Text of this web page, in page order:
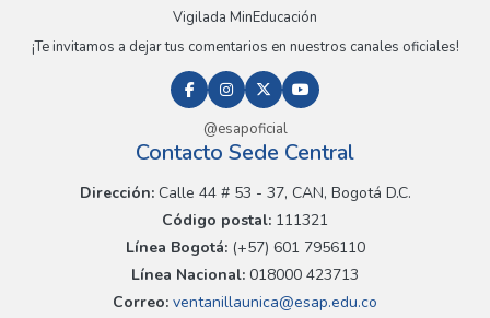
Vigilada MinEducación
¡Te invitamos a dejar tus comentarios en nuestros canales oficiales!
@esapoficial
Contacto Sede Central
Dirección:Calle 44 # 53 - 37, CAN, Bogotá D.C.
Código postal: 111321
Línea Bogotá:(+57) 601 7956110
Línea Nacional: 018000 423713
Correo: ventanillaunica@esap.edu.co